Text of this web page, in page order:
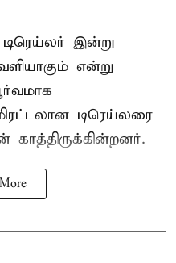
இன்று
என்று
டிரெய்லரை